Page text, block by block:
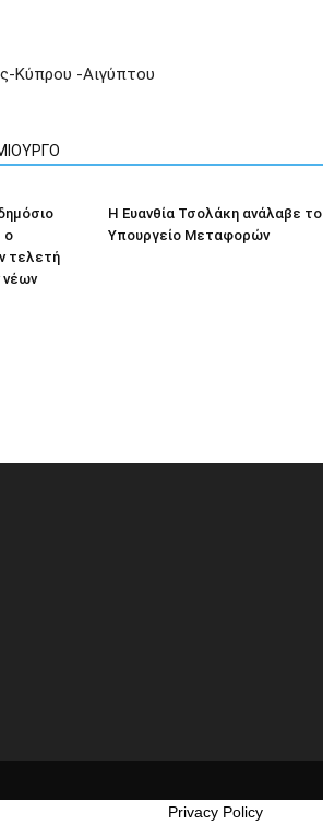
Κύπρου -Αιγύπτου
ο
τελετή
νέων
Η Ευανθία Τσολάκη ανάλαβε το
Υπουργείο Μεταφορών
Privacy Policy